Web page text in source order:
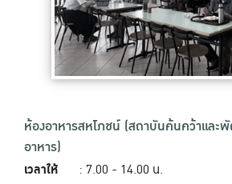
ห้องอาหารสหโภชน์ (สถาบันค้นคว้าแล
อาหาร)
เวลาให้
: 7.00 - 14.00 น.